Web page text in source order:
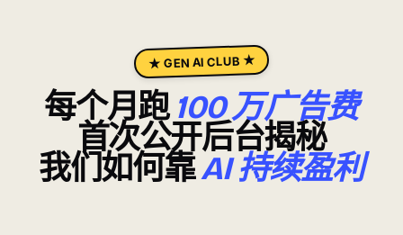
★ GEN AI CLUB ★
每个月跑100 万广告费
首次公开后台揭秘
我们如何靠AI 持续盈利